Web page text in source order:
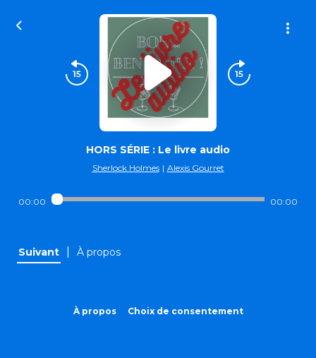
HORS SÉRIE : Le livre audio
Sherlock Holmes | Alexis Gourret
00:00 00:00
Suivant À propos
À propos Choix de consentement